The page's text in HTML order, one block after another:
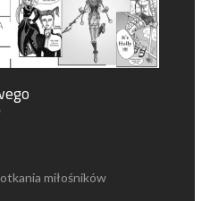
miłośników